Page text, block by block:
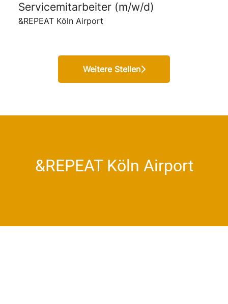
Servicemitarbeiter (m/w/d)
&REPEAT Köln Airport
Weitere Stellen
&REPEAT Köln Airport